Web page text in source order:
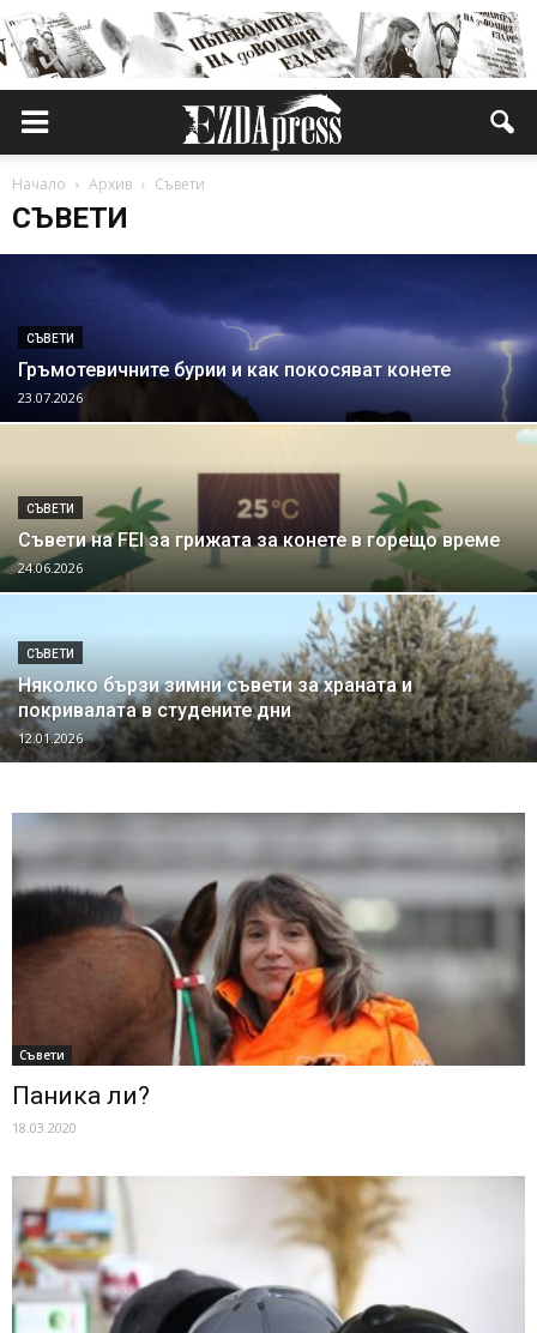
Начало Архив Съвети
СЪВЕТИ
СЪВЕТИ
Гръмотевичните бурии и как покосяват конете
23.07.2026
СЪВЕТИ
Съвети на FEI за грижата за конете в горещо време
24.06.2026
СЪВЕТИ
Няколко бързи зимни съвети за храната и
покривалата в студените дни
12.01.2026
Съвети
Паника ли?
18.03.2020